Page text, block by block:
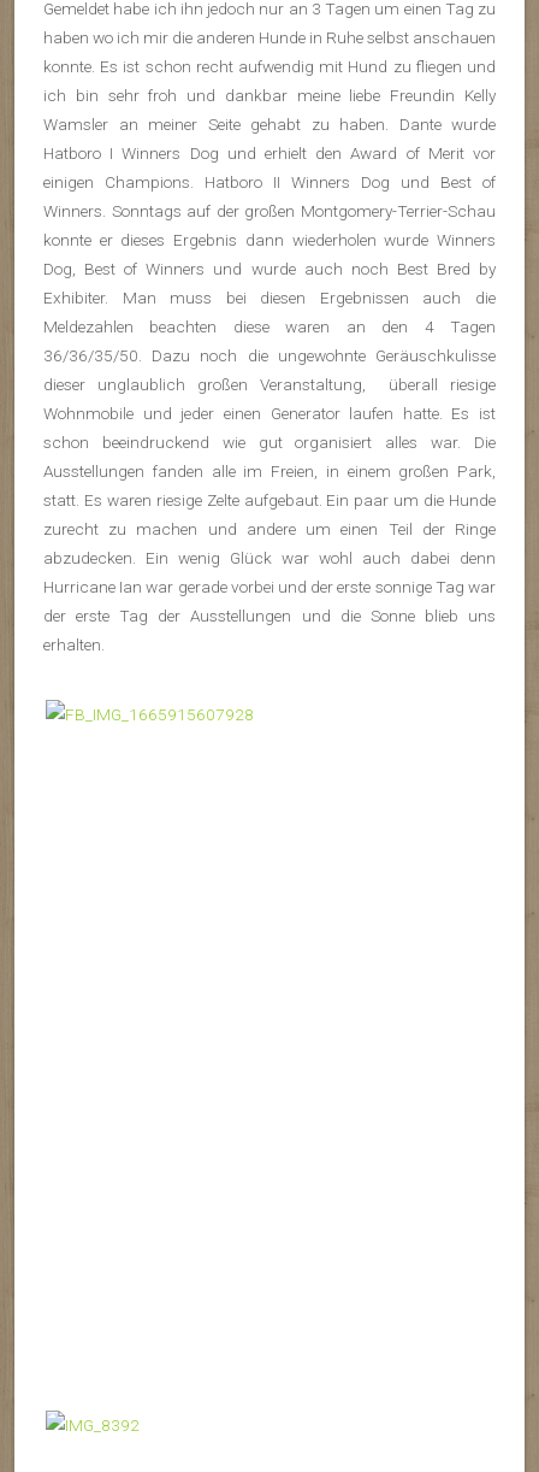
Gemeldet habe ich ihn jedoch nur an 3 Tagen um einen Tag zu
haben wo ich mir die anderen Hunde in Ruhe selbst anschauen
konnte. Es ist schon recht aufwendig mit Hund zu fliegen und
ich bin sehr froh und dankbar meine liebe Freundin Kelly
Wamsler an meiner Seite gehabt zu haben. Dante wurde
Hatboro I Winners Dog und erhielt den Award of Merit vor
einigen Champions. Hatboro II Winners Dog und Best of
Winners. Sonntags auf der großen Montgomery-Terrier-Schau
konnte er dieses Ergebnis dann wiederholen wurde Winners
Dog, Best of Winners und wurde auch noch Best Bred by
Exhibiter. Man muss bei diesen Ergebnissen auch die
Meldezahlen beachten diese waren an den 4 Tagen
36/36/35/50. Dazu noch die ungewohnte Geräuschkulisse
dieser unglaublich großen Veranstaltung, überall riesige
Wohnmobile und jeder einen Generator laufen hatte. Es ist
schon beeindruckend wie gut organisiert alles war. Die
Ausstellungen fanden alle im Freien, in einem großen Park,
statt. Es waren riesige Zelte aufgebaut. Ein paar um die Hunde
zurecht zu machen und andere um einen Teil der Ringe
abzudecken. Ein wenig Glück war wohl auch dabei denn
Hurricane Ian war gerade vorbei und der erste sonnige Tag war
der erste Tag der Ausstellungen und die Sonne blieb uns
erhalten.